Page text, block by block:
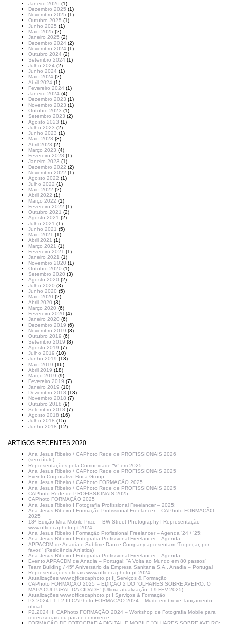
Janeiro 2026 (1)
Dezembro 2025 (1)
Novembro 2025 (1)
Outubro 2025 (1)
Junho 2025 (1)
Maio 2025 (2)
Janeiro 2025 (2)
Dezembro 2024 (2)
Novembro 2024 (1)
Outubro 2024 (2)
Setembro 2024 (1)
Julho 2024 (2)
Junho 2024 (1)
Maio 2024 (2)
Abril 2024 (1)
Fevereiro 2024 (1)
Janeiro 2024 (4)
Dezembro 2023 (1)
Novembro 2023 (1)
Outubro 2023 (1)
Setembro 2023 (2)
Agosto 2023 (1)
Julho 2023 (2)
Junho 2023 (1)
Maio 2023 (3)
Abril 2023 (2)
Março 2023 (4)
Fevereiro 2023 (1)
Janeiro 2023 (1)
Dezembro 2022 (2)
Novembro 2022 (1)
Agosto 2022 (1)
Julho 2022 (1)
Maio 2022 (2)
Abril 2022 (1)
Março 2022 (1)
Fevereiro 2022 (1)
Outubro 2021 (2)
Agosto 2021 (2)
Julho 2021 (1)
Junho 2021 (5)
Maio 2021 (1)
Abril 2021 (1)
Março 2021 (1)
Fevereiro 2021 (1)
Janeiro 2021 (1)
Novembro 2020 (1)
Outubro 2020 (1)
Setembro 2020 (3)
Agosto 2020 (2)
Julho 2020 (3)
Junho 2020 (5)
Maio 2020 (2)
Abril 2020 (3)
Março 2020 (6)
Fevereiro 2020 (4)
Janeiro 2020 (6)
Dezembro 2019 (6)
Novembro 2019 (3)
Outubro 2019 (6)
Setembro 2019 (8)
Agosto 2019 (7)
Julho 2019 (10)
Junho 2019 (13)
Maio 2019 (16)
Abril 2019 (18)
Março 2019 (9)
Fevereiro 2019 (7)
Janeiro 2019 (10)
Dezembro 2018 (13)
Novembro 2018 (7)
Outubro 2018 (9)
Setembro 2018 (7)
Agosto 2018 (16)
Julho 2018 (15)
Junho 2018 (12)
ARTIGOS RECENTES 2020
Ana Jesus Ribeiro / CAPhoto Rede de PROFISSIONAIS 2026
(sem título)
Representações pela Comunidade “V” em 2025
Ana Jesus Ribeiro / CAPhoto Rede de PROFISSIONAIS 2025
Evento Corporativo Roca Group
Ana Jesus Ribeiro / CAPhoto FORMAÇÃO 2025
Ana Jesus Ribeiro / CAPhoto Rede de PROFISSIONAIS 2025
CAPhoto Rede de PROFISSIONAIS 2025
CAPhoto FORMAÇÃO 2025
Ana Jesus Ribeiro I Fotografia Profissional Freelancer – 2025:
Ana Jesus Ribeiro I Formação Profissional Freelancer – CAPhoto FORMAÇÃO
2025
18ª Edição Mira Mobile Prize – BW Street Photography I Representação
www.officecaphoto.pt 2024
Ana Jesus Ribeiro I Formação Profissional Freelancer – Agenda ’24 / ’25:
Ana Jesus Ribeiro I Fotografia Profissional Freelancer – Agenda:
APPACDM de Anadia e Sublime Dance Company apresentam “Tropeçar, por
favor!” (Residência Artística)
Ana Jesus Ribeiro I Fotografia Profissional Freelancer – Agenda:
Evento APPACDM de Anadia – Portugal: “A Volta ao Mundo em 80 passos”
Team Building / 45º Aniversário da Empresa Sanitana S.A., Anadia – Portugal
Representações oficiais www.officecaphoto.pt 2024
Atualizações www.officecaphoto.pt II Serviços & Formação
CAPhoto FORMAÇÃO 2025 – EDIÇÃO 2 DO “OLHARES SOBRE AVEIRO: O
MAPA CULTURAL DA CIDADE” (Última atualização: 19 FEV.2025)
Atualizações www.officecaphoto.pt I Serviços & Formação
P3.2024 I 1 I 2 III CAPhoto FORMAÇÃO 2024 – Muito em breve, lançamento
oficial…
P2.2024 III CAPhoto FORMAÇÃO 2024 – Workshop de Fotografia Mobile para
redes sociais ou para e-commerce